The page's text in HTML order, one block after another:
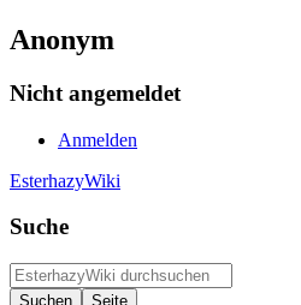
Anonym
Nicht angemeldet
Anmelden
EsterhazyWiki
Suche